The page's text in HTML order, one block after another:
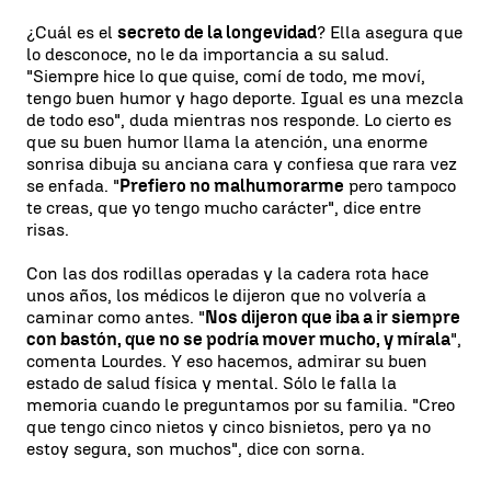
¿Cuál es el secreto de la longevidad? Ella asegura que
lo desconoce, no le da importancia a su salud.
"Siempre hice lo que quise, comí de todo, me moví,
tengo buen humor y hago deporte. Igual es una mezcla
de todo eso", duda mientras nos responde. Lo cierto es
que su buen humor llama la atención, una enorme
sonrisa dibuja su anciana cara y confiesa que rara vez
se enfada. "Prefiero no malhumorarme pero tampoco
te creas, que yo tengo mucho carácter", dice entre
risas.
Con las dos rodillas operadas y la cadera rota hace
unos años, los médicos le dijeron que no volvería a
caminar como antes. "Nos dijeron que iba a ir siempre
con bastón, que no se podría mover mucho, y mírala",
comenta Lourdes. Y eso hacemos, admirar su buen
estado de salud física y mental. Sólo le falla la
memoria cuando le preguntamos por su familia. "Creo
que tengo cinco nietos y cinco bisnietos, pero ya no
estoy segura, son muchos", dice con sorna.